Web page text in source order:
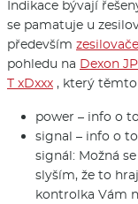
Indikace bývají
se pamatuje u
především zesilovače
pohledu na Dexon
T xDxxx , který
power – info o
signal – info o
signál: Možná
slyším, že to
kontrolka Vám